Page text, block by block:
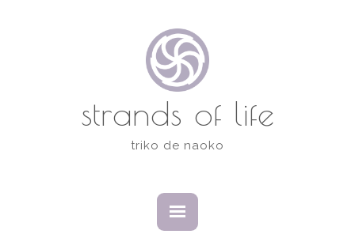
strands of life
triko de naoko
い
じ